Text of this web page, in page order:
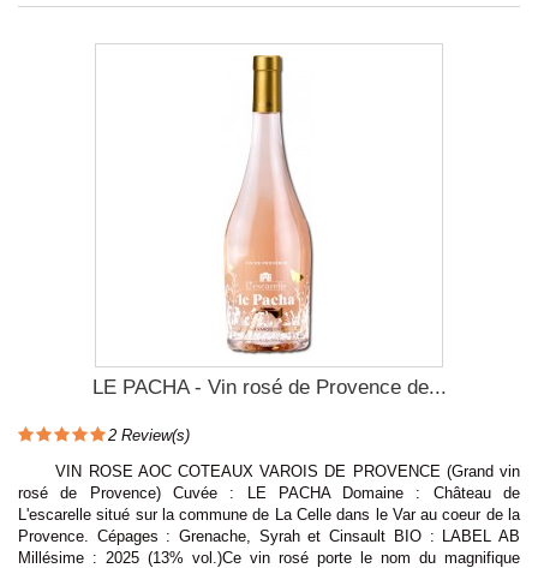
LE PACHA - Vin rosé de Provence de...
2 Review(s)
VIN ROSE AOC COTEAUX VAROIS DE PROVENCE (Grand vin
rosé de Provence) Cuvée : LE PACHA Domaine : Château de
L'escarelle situé sur la commune de La Celle dans le Var au coeur de la
Provence. Cépages : Grenache, Syrah et Cinsault BIO : LABEL AB
Millésime : 2025 (13% vol.)Ce vin rosé porte le nom du magnifique